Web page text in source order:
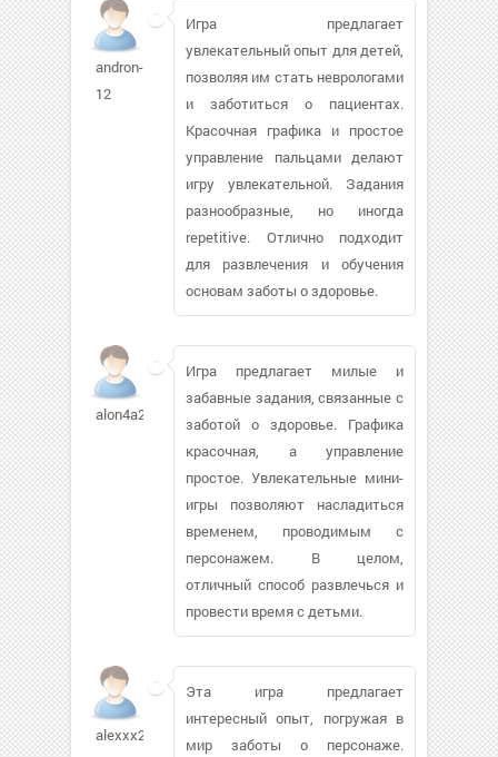
andron-
12
Игра предлагает
увлекательный опыт для детей,
позволяя им стать неврологами
и заботиться о пациентах.
Красочная графика и простое
управление пальцами делают
игру увлекательной. Задания
разнообразные, но иногда
repetitive. Отлично подходит
для развлечения и обучения
основам заботы о здоровье.
alon4a2311224
Игра предлагает милые и
забавные задания, связанные с
заботой о здоровье. Графика
красочная, а управление
простое. Увлекательные мини-
игры позволяют насладиться
временем, проводимым с
персонажем. В целом,
отличный способ развлечься и
провести время с детьми.
alexxx2009661
Эта игра предлагает
интересный опыт, погружая в
мир заботы о персонаже.